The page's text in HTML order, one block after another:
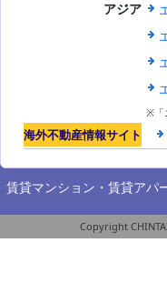
アジア
※「
海外不動産情報サイト
賃貸マンション・賃貸アパ
Copyright